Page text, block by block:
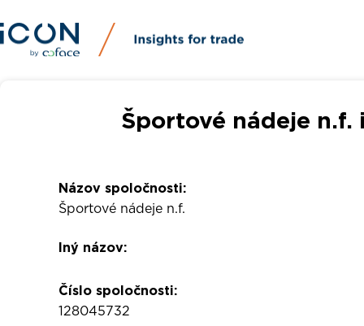
Športové nádeje
Názov spoločnosti:
Športové nádeje n.f.
Iný názov:
Číslo spoločnosti:
128045732